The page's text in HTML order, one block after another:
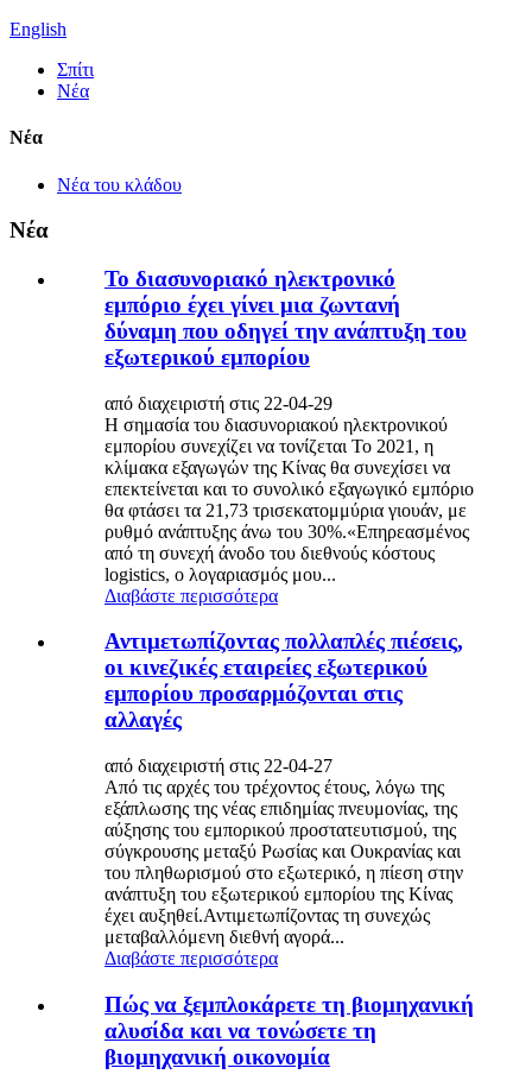
English
Σπίτι
Νέα
Νέα
Νέα του κλάδου
Νέα
Το διασυνοριακό ηλεκτρονικό
εμπόριο έχει γίνει μια ζωντανή
δύναμη που οδηγεί την ανάπτυξη του
εξωτερικού εμπορίου
από διαχειριστή στις 22-04-29
Η σημασία του διασυνοριακού ηλεκτρονικού
εμπορίου συνεχίζει να τονίζεται Το 2021, η
κλίμακα εξαγωγών της Κίνας θα συνεχίσει να
επεκτείνεται και το συνολικό εξαγωγικό εμπόριο
θα φτάσει τα 21,73 τρισεκατομμύρια γιουάν, με
ρυθμό ανάπτυξης άνω του 30%.«Επηρεασμένος
από τη συνεχή άνοδο του διεθνούς κόστους
logistics, ο λογαριασμός μου...
Διαβάστε περισσότερα
Αντιμετωπίζοντας πολλαπλές πιέσεις,
οι κινεζικές εταιρείες εξωτερικού
εμπορίου προσαρμόζονται στις
αλλαγές
από διαχειριστή στις 22-04-27
Από τις αρχές του τρέχοντος έτους, λόγω της
εξάπλωσης της νέας επιδημίας πνευμονίας, της
αύξησης του εμπορικού προστατευτισμού, της
σύγκρουσης μεταξύ Ρωσίας και Ουκρανίας και
του πληθωρισμού στο εξωτερικό, η πίεση στην
ανάπτυξη του εξωτερικού εμπορίου της Κίνας
έχει αυξηθεί.Αντιμετωπίζοντας τη συνεχώς
μεταβαλλόμενη διεθνή αγορά...
Διαβάστε περισσότερα
Πώς να ξεμπλοκάρετε τη βιομηχανική
αλυσίδα και να τονώσετε τη
βιομηχανική οικονομία